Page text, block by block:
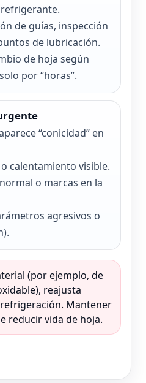
de guías, inspección
de lubricación.
de hoja según
por “horas”.
“conicidad” en
calentamiento visible.
o marcas en la
agresivos o
(por ejemplo, de
reajusta
Mantener
reducir vida de hoja.